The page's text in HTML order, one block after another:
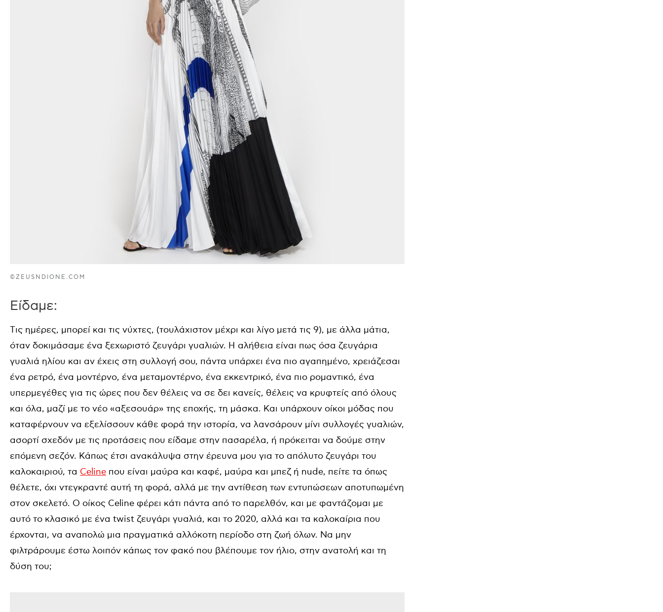
©ZEUSNDIONE.COM
Είδαμε:
Tις ημέρες, μπορεί και τις νύχτες, (τουλάχιστον μέχρι και λίγο μετά τις 9), με άλλα μάτια,
όταν δοκιμάσαμε ένα ξεχωριστό ζευγάρι γυαλιών. Η αλήθεια είναι πως όσα ζευγάρια
γυαλιά ηλίου και αν έχεις στη συλλογή σου, πάντα υπάρχει ένα πιο αγαπημένο, χρειάζεσαι
ένα ρετρό, ένα μοντέρνο, ένα μεταμοντέρνο, ένα εκκεντρικό, ένα πιο ρομαντικό, ένα
υπερμεγέθες για τις ώρες που δεν θέλεις να σε δει κανείς, θέλεις να κρυφτείς από όλους
και όλα, μαζί με το νέο «αξεσουάρ» της εποχής, τη μάσκα. Και υπάρχουν οίκοι μόδας που
καταφέρνουν να εξελίσσουν κάθε φορά την ιστορία, να λανσάρουν μίνι συλλογές γυαλιών,
ασορτί σχεδόν με τις προτάσεις που είδαμε στην πασαρέλα, ή πρόκειται να δούμε στην
επόμενη σεζόν. Κάπως έτσι ανακάλυψα στην έρευνα μου για το απόλυτο ζευγάρι του
καλοκαιριού, τα Celine που είναι μαύρα και καφέ, μαύρα και μπεζ ή nude, πείτε τα όπως
θέλετε, όχι ντεγκραντέ αυτή τη φορά, αλλά με την αντίθεση των εντυπώσεων αποτυπωμένη
στον σκελετό. Ο οίκος Celine φέρει κάτι πάντα από το παρελθόν, και με φαντάζομαι με
αυτό το κλασικό με ένα twist ζευγάρι γυαλιά, και το 2020, αλλά και τα καλοκαίρια που
έρχονται, να αναπολώ μια πραγματικά αλλόκοτη περίοδο στη ζωή όλων. Να μην
φιλτράρουμε έστω λοιπόν κάπως τον φακό που βλέπουμε τον ήλιο, στην ανατολή και τη
δύση του;